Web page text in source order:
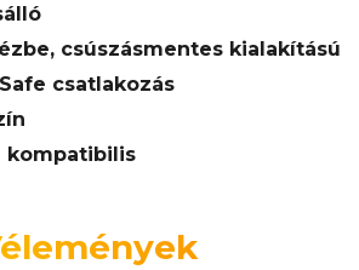
csúszásmentes kialakítású
csatlakozás
kompatibilis